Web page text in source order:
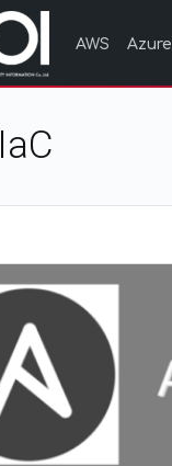
AWS Azure
IaC